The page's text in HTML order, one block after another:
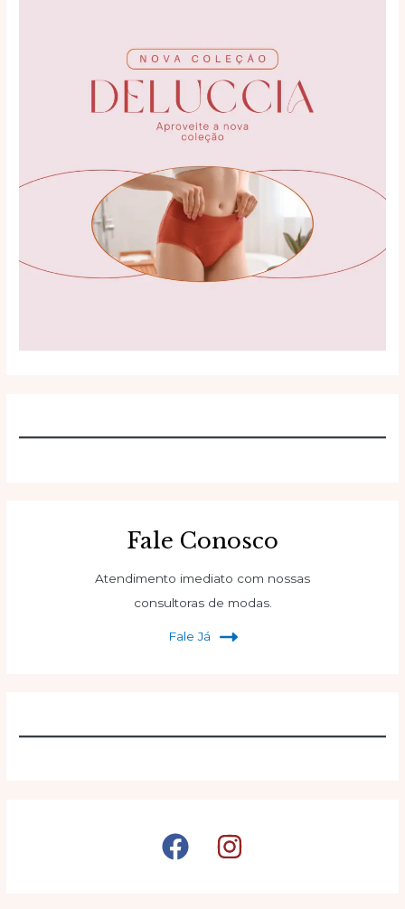
Fale Conosco
Atendimento imediato com nossas
consultoras de modas.
Fale Já